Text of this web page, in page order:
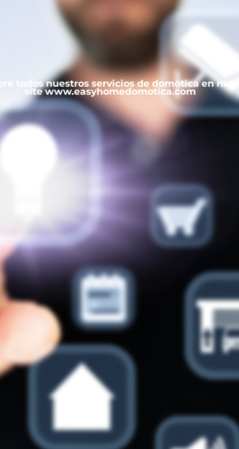
todos nuestros servicios de domótica en
site www.easyhomedomotica.com